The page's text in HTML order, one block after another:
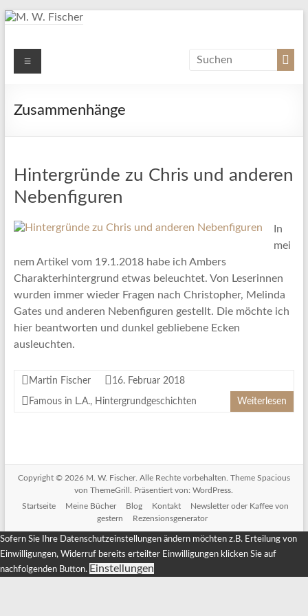
Zum
M. W. Fischer
Menü
Zusammenhänge
Hintergründe zu Chris und anderen
Nebenfiguren
In
mei
nem Artikel vom 19.1.2018 habe ich Ambers
Charakterhintergrund etwas beleuchtet. Von Leserinnen
wurden immer wieder Fragen nach Christopher, Melinda
Gates und anderen Nebenfiguren gestellt. Die möchte ich
hier beantworten und dunkel gebliebene Ecken
ausleuchten.
Martin Fischer 16. Februar 2018
Famous in L.A., Hintergrundgeschichten Weiterlesen
Copyright © 2026 M. W. Fischer. Alle Rechte vorbehalten. Theme Spacious
von ThemeGrill. Präsentiert von:WordPress
Startseite
Meine Bücher Blog Kontakt
Newsletter oder Kaffee von
gestern
Rezensionsgenerator
Sofern Sie Ihre Datenschutzeinstellungen ändern möchten z.B. Erteilung von
Einwilligungen, Widerruf bereits erteilter Einwilligungen klicken Sie auf
nachfolgenden Button. Einstellungen